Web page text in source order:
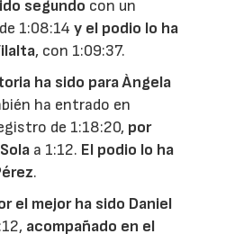
segundo con un
1:08:14y el podio lo ha
, con 1:09:37.
ha sido para Àngela
ha entrado en
de 1:18:20, por
a 1:12. El podio lo ha
.
el mejor ha sido Daniel
acompañado en el